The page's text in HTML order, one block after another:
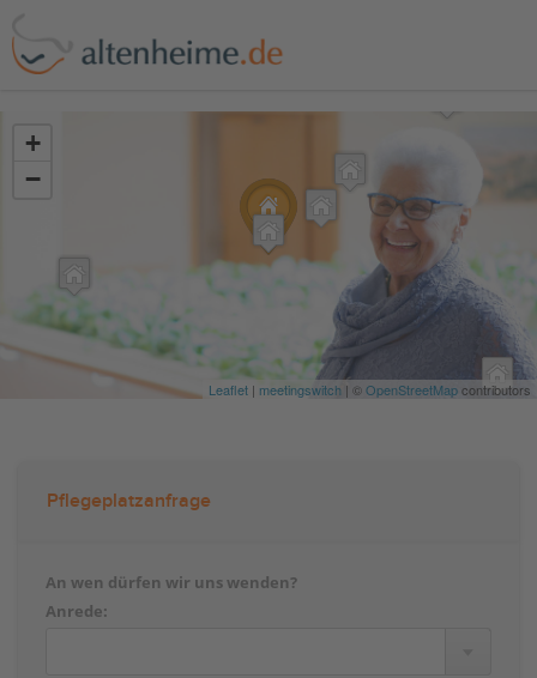
+
−
Leaflet | meetingswitch | ©OpenStreetMapcontributors
Pflegeplatzanfrage
An wen dürfen wir uns wenden?
Anrede: